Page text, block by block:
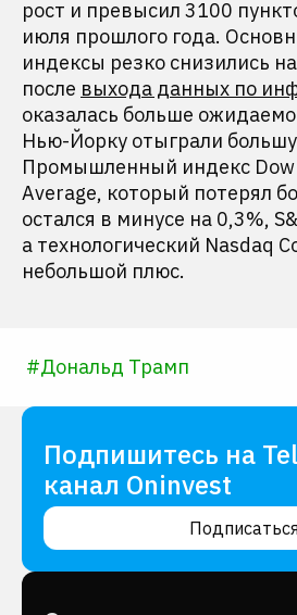
рост и превысил 3100
июля прошлого года.
индексы резко снизились
после выхода данных по
оказалась больше
Нью-Йорку отыграли
Промышленный индекс
Average, который потерял
остался в минусе на 0,3%,
а технологический Nasdaq
небольшой плюс.
#Дональд Трамп
Подпишитесь на
канал Oninvest